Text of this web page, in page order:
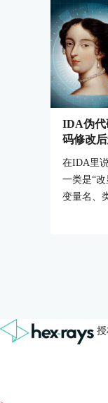
IDA伪代
码修改
在IDA里
一类是“改
变量名、
像源码；